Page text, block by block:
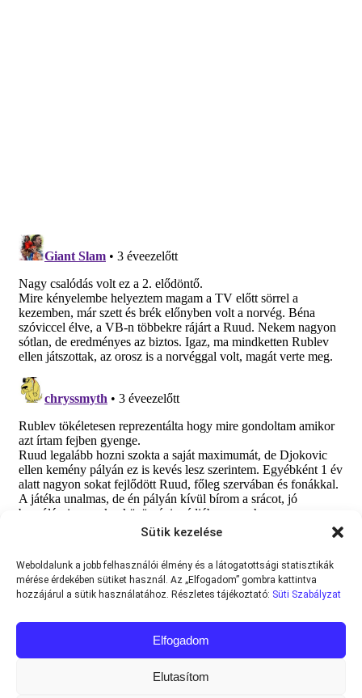
Sütik kezelése
Weboldalunk a jobb felhasználói élmény és a látogatottsági statisztikák
mérése érdekében sütiket használ. Az „Elfogadom” gombra kattintva
hozzájárul a sütik használatához. Részletes tájékoztató: Süti Szabályzat
Elfogadom
Elutasítom